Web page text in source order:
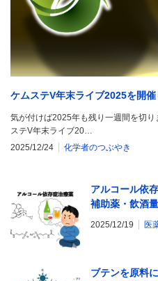
ケムステV年末ライブ2025を開催
気が付けば2025年も残り一週間を切
ステV年末ライブ20…
2025/12/24
化学者のつぶやき
アルコール依
補助薬・飲酒
2025/12/19 医
ブテンを原料